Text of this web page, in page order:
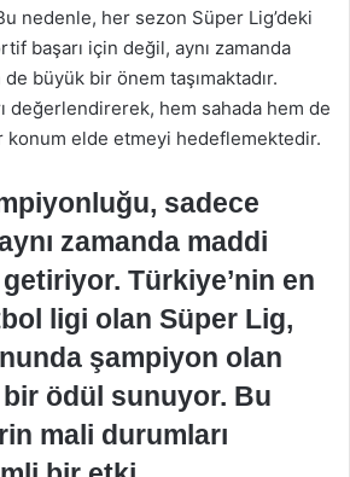
nedenle, her sezon Süper Lig’deki
başarı için değil, aynı zamanda
büyük bir önem taşımaktadır.
değerlendirerek, hem sahada hem de
konum elde etmeyi hedeflemektedir.
sadece
zamanda maddi
Türkiye’nin en
ligi olan Süper Lig,
şampiyon olan
ödül sunuyor. Bu
mali durumları